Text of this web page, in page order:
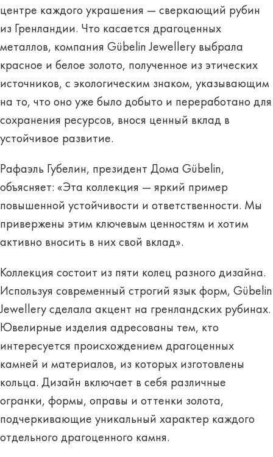
центре каждого украшения — сверкающий рубин
из Гренландии. Что касается драгоценных
металлов, компания Gübelin Jewellery выбрала
красное и белое золото, полученное из этических
источников, с экологическим знаком, указывающим
на то, что оно уже было добыто и переработано для
сохранения ресурсов, внося ценный вклад в
устойчивое развитие.
Рафаэль Губелин, президент Дома Gübelin,
объясняет: «Эта коллекция — яркий пример
повышенной устойчивости и ответственности. Мы
привержены этим ключевым ценностям и хотим
активно вносить в них свой вклад».
Коллекция состоит из пяти колец разного дизайна.
Используя современный строгий язык форм, Gübelin
Jewellery сделала акцент на гренландских рубинах.
Ювелирные изделия адресованы тем, кто
интересуется происхождением драгоценных
камней и материалов, из которых изготовлены
кольца. Дизайн включает в себя различные
огранки, формы, оправы и оттенки золота,
подчеркивающие уникальный характер каждого
отдельного драгоценного камня.